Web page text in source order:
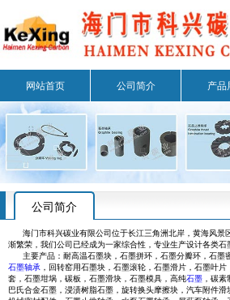
网站首页 公司简介 产品
公司简介
海门市科兴碳业有限公司位于长江三角洲北岸，黄海风景
渐繁荣，我们公司已经成为一家综合性，专业生产设计各类石
主要产品：耐高温石墨块，石墨拼环，石墨分瓣环，石墨
石墨轴承 ，回转窑用石墨块，石墨滚轮，石墨滑片，石墨叶
套，石墨坩埚，碳板，石墨滑块，石墨模具，高纯石墨 ，碳
巴氏合金石墨，浸渍树脂石墨，旋转换头摩擦块，汽车附件滑